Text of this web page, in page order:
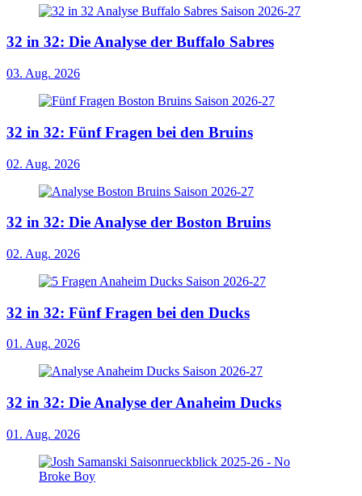
32 in 32: Die Analyse der Buffalo Sabres
03. Aug. 2026
32 in 32: Fünf Fragen bei den Bruins
02. Aug. 2026
32 in 32: Die Analyse der Boston Bruins
02. Aug. 2026
32 in 32: Fünf Fragen bei den Ducks
01. Aug. 2026
32 in 32: Die Analyse der Anaheim Ducks
01. Aug. 2026